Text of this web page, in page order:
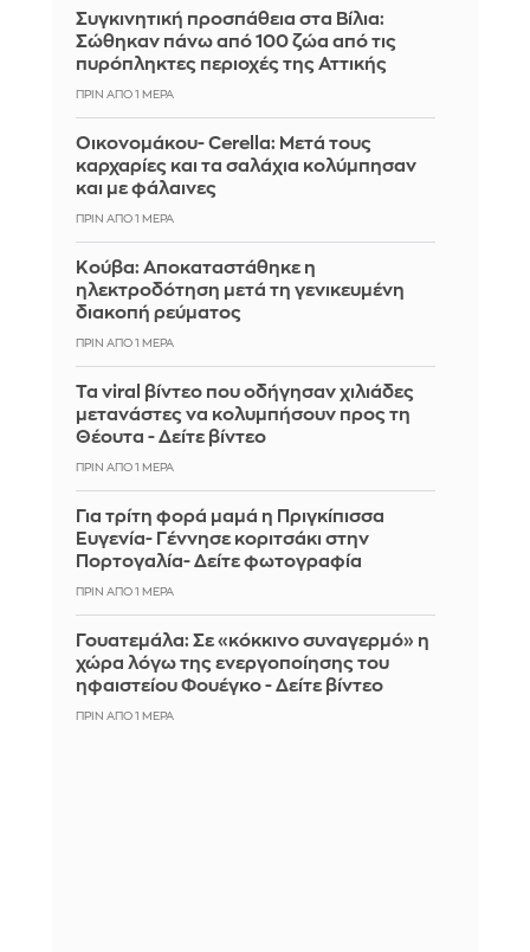
Συγκινητική προσπάθεια στα Βίλια:
Σώθηκαν πάνω από 100 ζώα από τις
πυρόπληκτες περιοχές της Αττικής
ΠΡΙΝ ΑΠΌ 1 ΜΈΡΑ
Οικονομάκου- Cerella: Μετά τους
καρχαρίες και τα σαλάχια κολύμπησαν
και με φάλαινες
ΠΡΙΝ ΑΠΌ 1 ΜΈΡΑ
Κούβα: Αποκαταστάθηκε η
ηλεκτροδότηση μετά τη γενικευμένη
διακοπή ρεύματος
ΠΡΙΝ ΑΠΌ 1 ΜΈΡΑ
Τα viral βίντεο που οδήγησαν χιλιάδες
μετανάστες να κολυμπήσουν προς τη
Θέουτα - Δείτε βίντεο
ΠΡΙΝ ΑΠΌ 1 ΜΈΡΑ
Για τρίτη φορά μαμά η Πριγκίπισσα
Ευγενία- Γέννησε κοριτσάκι στην
Πορτογαλία- Δείτε φωτογραφία
ΠΡΙΝ ΑΠΌ 1 ΜΈΡΑ
Γουατεμάλα: Σε «κόκκινο συναγερμό» η
χώρα λόγω της ενεργοποίησης του
ηφαιστείου Φουέγκο - Δείτε βίντεο
ΠΡΙΝ ΑΠΌ 1 ΜΈΡΑ